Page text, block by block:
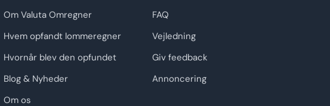
Om Valuta Omregner
Hvem opfandt lommeregner
Hvornår blev den opfundet
Blog & Nyheder
Om os
FAQ
Vejledning
Giv feedback
Annoncering